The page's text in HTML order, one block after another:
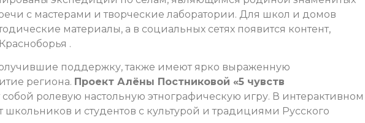
с мастерами и творческие лаборатории. Для школ и домов
материалы, а в социальных сетях появится контент,
.
поддержку, также имеют ярко выраженную
региона. Проект Алёны Постниковой «5 чувств
собой ролевую настольную этнографическую игру. В интерактивном
школьников и студентов с культурой и традициями Русского